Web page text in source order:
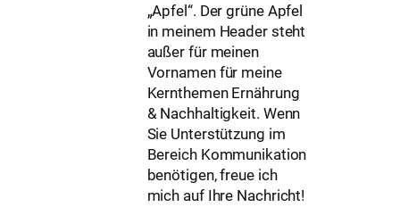
„Apfel“. Der grüne Apfel
in meinem Header steht
außer für meinen
Vornamen für meine
Kernthemen Ernährung
& Nachhaltigkeit. Wenn
Sie Unterstützung im
Bereich Kommunikation
benötigen, freue ich
mich auf Ihre Nachricht!